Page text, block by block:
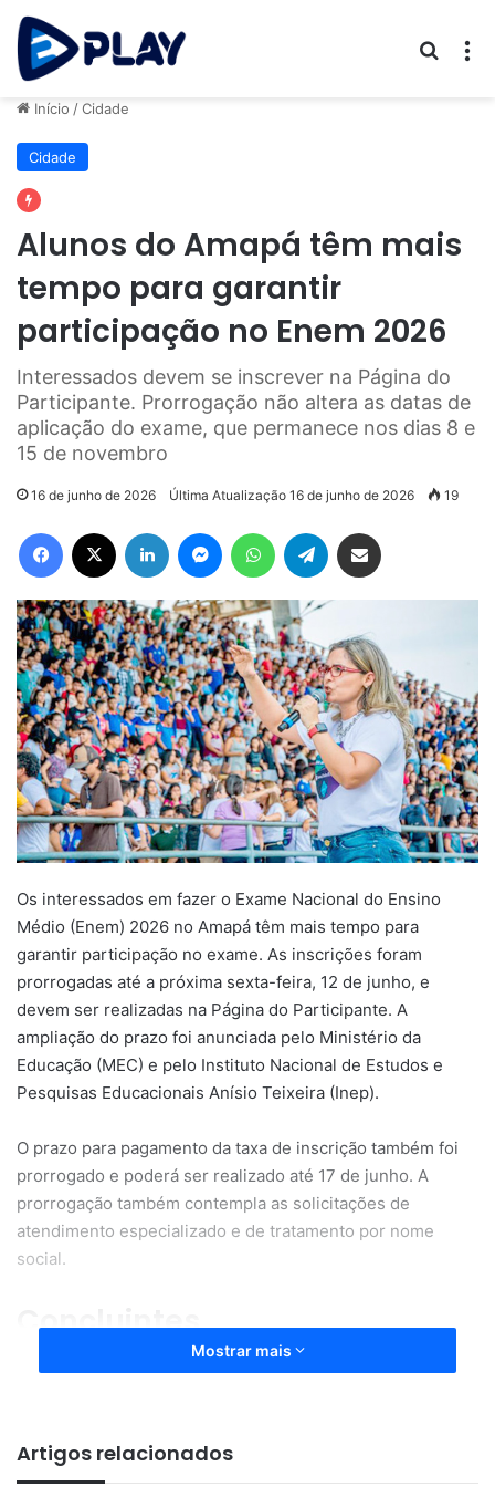
Início /Cidade
Cidade
Alunos do Amapá têm mais
tempo para garantir
participação no Enem 2026
Interessados devem se inscrever na Página do
Participante. Prorrogação não altera as datas de
aplicação do exame, que permanece nos dias 8 e
15 de novembro
16 de junho de 2026 Última Atualização 16 de junho de 2026 19
Os interessados em fazer o Exame Nacional do Ensino
Médio (Enem) 2026 no Amapá têm mais tempo para
garantir participação no exame. As inscrições foram
prorrogadas até a próxima sexta-feira, 12 de junho, e
devem ser realizadas na Página do Participante. A
ampliação do prazo foi anunciada pelo Ministério da
Educação (MEC) e pelo Instituto Nacional de Estudos e
Pesquisas Educacionais Anísio Teixeira (Inep).
O prazo para pagamento da taxa de inscrição também foi
prorrogado e poderá ser realizado até 17 de junho. A
prorrogação também contempla as solicitações de
atendimento especializado e de tratamento por nome
social.
Concluintes
Até o dia 12 de junho, os estudantes concluintes do ensino
complementar informações, como o município de
realização das provas, a língua estrangeira escolhida e, se
Mostrar mais
Artigos relacionados